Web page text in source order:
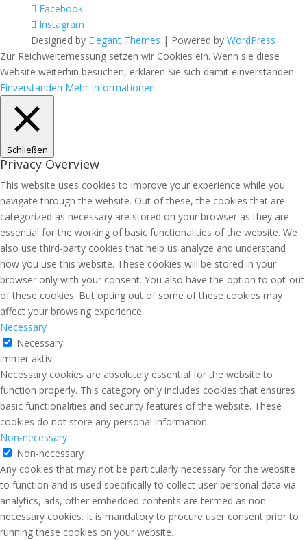
Facebook
Instagram
Designed by Elegant Themes | Powered by WordPress
Zur Reichweitemessung setzen wir Cookies ein. Wenn sie diese
Website weiterhin besuchen, erklären Sie sich damit einverstanden.
Einverstanden Mehr Informationen
Schließen
Privacy Overview
This website uses cookies to improve your experience while you
navigate through the website. Out of these, the cookies that are
categorized as necessary are stored on your browser as they are
essential for the working of basic functionalities of the website. We
also use third-party cookies that help us analyze and understand
how you use this website. These cookies will be stored in your
browser only with your consent. You also have the option to opt-out
of these cookies. But opting out of some of these cookies may
affect your browsing experience.
Necessary
Necessary
immer aktiv
Necessary cookies are absolutely essential for the website to
function properly. This category only includes cookies that ensures
basic functionalities and security features of the website. These
cookies do not store any personal information.
Non-necessary
Non-necessary
Any cookies that may not be particularly necessary for the website
to function and is used specifically to collect user personal data via
analytics, ads, other embedded contents are termed as non-
necessary cookies. It is mandatory to procure user consent prior to
running these cookies on your website.